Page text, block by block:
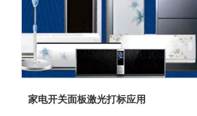
家电开关面板激光打标应用